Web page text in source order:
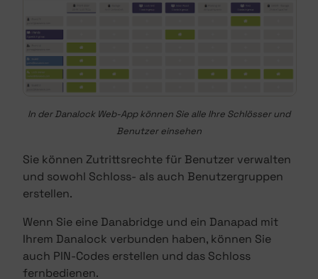
In der Danalock Web-App können Sie alle Ihre Schlösser und
Benutzer einsehen
Sie können Zutrittsrechte für Benutzer verwalten
und sowohl Schloss- als auch Benutzergruppen
erstellen.
Wenn Sie eine Danabridge und ein Danapad mit
Ihrem Danalock verbunden haben, können Sie
auch PIN-Codes erstellen und das Schloss
fernbedienen.